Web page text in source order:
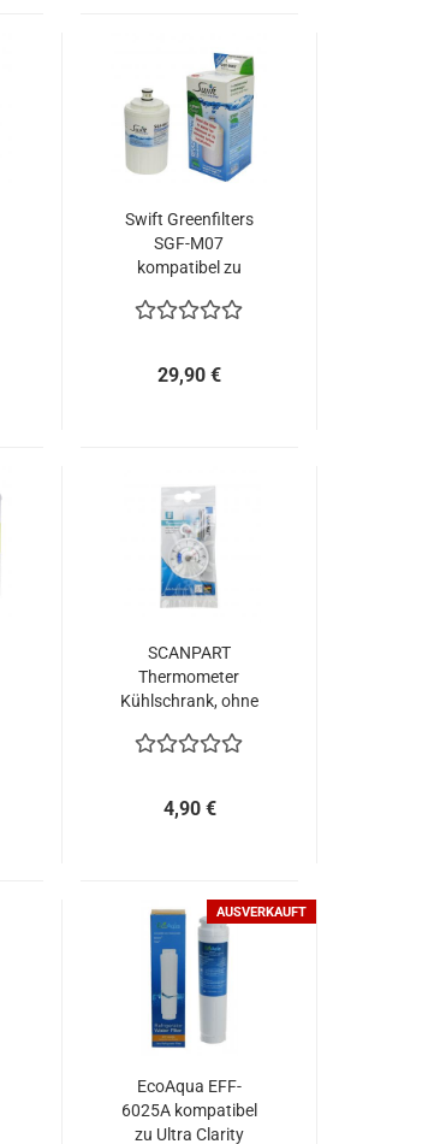
Swift Greenfilters
SGF-M07
kompatibel zu
UKF7003
29,90 €
SCANPART
Thermometer
Kühlschrank, ohne
4,90 €
AUSVERKAUFT
EcoAqua EFF-
6025A kompatibel
zu Ultra Clarity